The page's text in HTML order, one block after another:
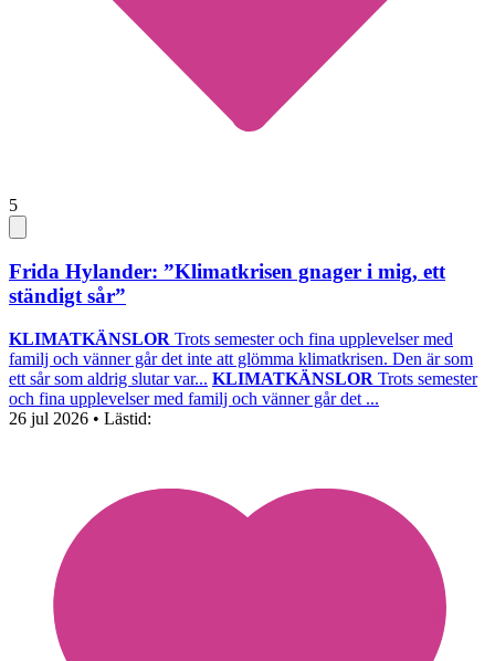
5
Frida Hylander: ”Klimatkrisen gnager i mig, ett
ständigt sår”
KLIMATKÄNSLOR Trots semester och fina upplevelser med
familj och vänner går det inte att glömma klimatkrisen. Den är som
ett sår som aldrig slutar var... KLIMATKÄNSLOR Trots semester
och fina upplevelser med familj och vänner går det ...
26 jul 2026 • Lästid: